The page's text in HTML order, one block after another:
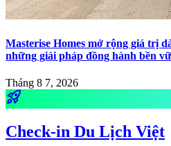
Masterise Homes mở rộng giá trị
những giải pháp đồng hành bền
Tháng 8 7, 2026
rocket_launch
Check-in Du Lịch Việt